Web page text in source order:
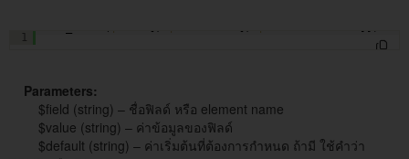
1
Parameters:
$field (string) – ชื่อฟิลด์ หรือ element name
$value (string) – ค่าข้อมูลของฟิลด์
$default (string) – ค่าเริ่มต้นที่ต้องการกำหนด ถ้ามี ใช้คำว่า